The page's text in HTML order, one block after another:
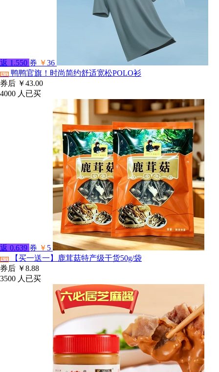
返 1.550 券 ￥36
淘宝 鸭鸭官旗！时尚简约舒适宽松POLO衫
券后 ￥43.00
4000 人已买
返 0.639 券 ￥ 5
淘宝
【买一送一】鹿茸菇特产级干货50g/袋
券后 ￥8.88
3500 人已买